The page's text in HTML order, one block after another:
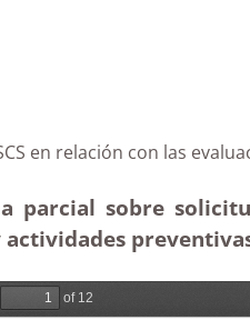
en relación con las
parcial sobre